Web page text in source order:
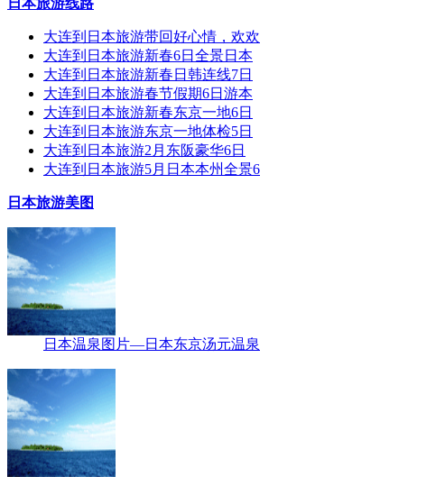
日本旅游线路
大连到日本旅游带回好心情，欢欢
大连到日本旅游新春6日全景日本
大连到日本旅游新春日韩连线7日
大连到日本旅游春节假期6日游本
大连到日本旅游新春东京一地6日
大连到日本旅游东京一地体检5日
大连到日本旅游2月东阪豪华6日
大连到日本旅游5月日本本州全景6
日本旅游美图
日本温泉图片—日本东京汤元温泉